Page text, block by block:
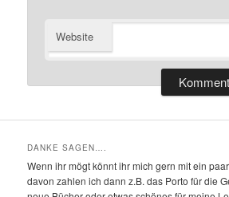
Website
DANKE SAGEN….
Wenn ihr mögt könnt ihr mich gern mit ein
davon zahlen ich dann z.B. das Porto für die